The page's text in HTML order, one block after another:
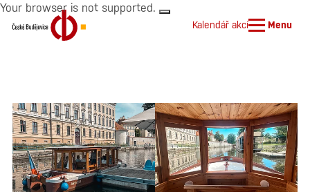
Your browser is not supported.
Kalendář akcí Menu